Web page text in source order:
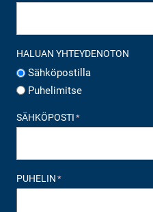
HALUAN YHTEYDENOTON
Sähköpostilla
Puhelimitse
SÄHKÖPOSTI *
PUHELIN *